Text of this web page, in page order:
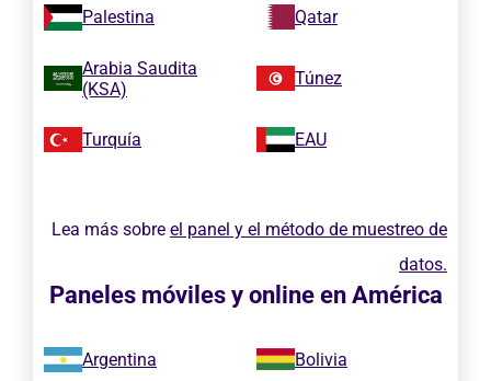
Palestina Qatar
Arabia Saudita
(KSA)
Túnez
Turquía EAU
Lea más sobre el panel y el método de muestreo de
datos.
Paneles móviles y online en América
Argentina Bolivia